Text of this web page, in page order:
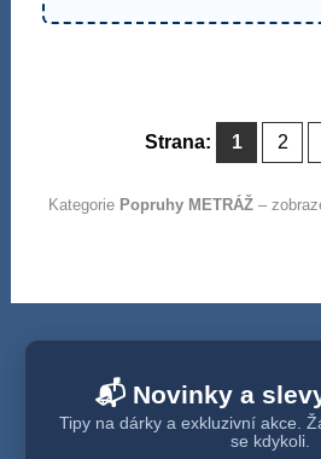
Strana: 1 2
Kategorie Popruhy METRÁŽ –
📬 Novinky a
Tipy na dárky a exkluzivní akce.
se kdykoli.